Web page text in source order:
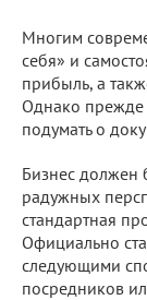
Многим
себя» и
прибыль, а
Однако прежде
подумать о
Бизнес должен
радужных
стандартная
Официально
следующими
посредников